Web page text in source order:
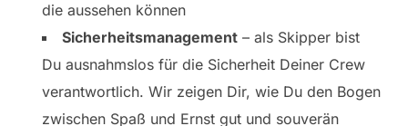
die aussehen können
Sicherheitsmanagement – als Skipper bist
Du ausnahmslos für die Sicherheit Deiner Crew
verantwortlich. Wir zeigen Dir, wie Du den Bogen
zwischen Spaß und Ernst gut und souverän